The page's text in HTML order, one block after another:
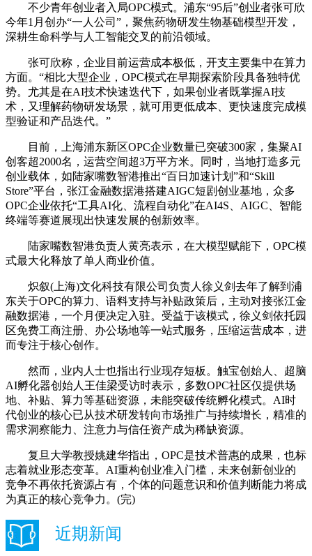
不少青年创业者入局OPC模式。浦东“95后”创业者张可欣
今年1月创办“一人公司”，聚焦药物研发生物基础模型开发，
深耕生命科学与人工智能交叉的前沿领域。
张可欣称，企业目前运营成本极低，开支主要集中在算力
方面。“相比大型企业，OPC模式在早期探索阶段具备独特优
势。尤其是在AI技术快速迭代下，如果创业者既掌握AI技
术，又理解药物研发场景，就可用更低成本、更快速度完成模
型验证和产品迭代。”
目前，上海浦东新区OPC企业数量已突破300家，集聚AI
创客超2000名，运营空间超3万平方米。同时，当地打造多元
创业载体，如陆家嘴数智港推出“百日加速计划”和“Skill
Store”平台，张江金融数据港搭建AIGC短剧创业基地，众多
OPC企业依托“工具AI化、流程自动化”在AI4S、AIGC、智能
终端等赛道展现出快速发展的创新效率。
陆家嘴数智港负责人黄亮表示，在大模型赋能下，OPC模
式最大化释放了单人商业价值。
炽叙(上海)文化科技有限公司负责人徐义剑去年了解到浦
东关于OPC的算力、语料支持与补贴政策后，主动对接张江金
融数据港，一个月便决定入驻。受益于该模式，徐义剑依托园
区免费工商注册、办公场地等一站式服务，压缩运营成本，进
而专注于核心创作。
然而，业内人士也指出行业现存短板。触宝创始人、超脑
AI孵化器创始人王佳梁受访时表示，多数OPC社区仅提供场
地、补贴、算力等基础资源，未能突破传统孵化模式。AI时
代创业的核心已从技术研发转向市场推广与持续增长，精准的
需求洞察能力、注意力与信任资产成为稀缺资源。
复旦大学教授姚建华指出，OPC是技术普惠的成果，也标
志着就业形态变革。AI重构创业准入门槛，未来创新创业的
竞争不再依托资源占有，个体的问题意识和价值判断能力将成
为真正的核心竞争力。(完)